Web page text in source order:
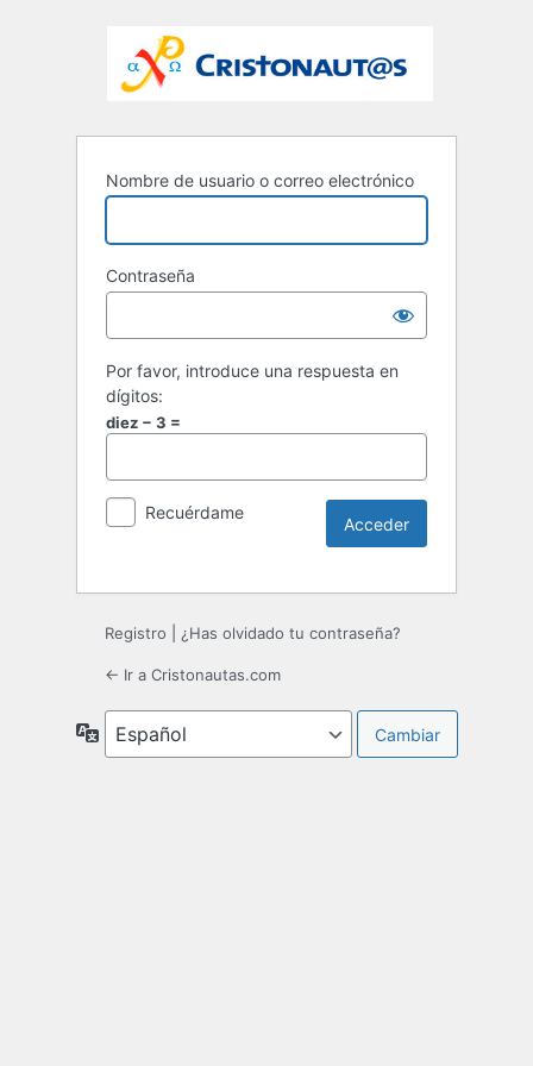
Nombre de usuario o correo electrónico
Contraseña
Por favor, introduce una respuesta en
dígitos:
diez − 3 =
Recuérdame
Registro ¿Has olvidado tu contraseña?
← Ir a Cristonautas.com
Idioma